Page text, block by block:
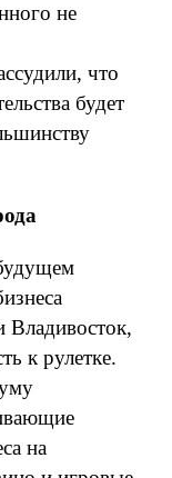
не
что
будет
Владивосток,
к рулетке.
на